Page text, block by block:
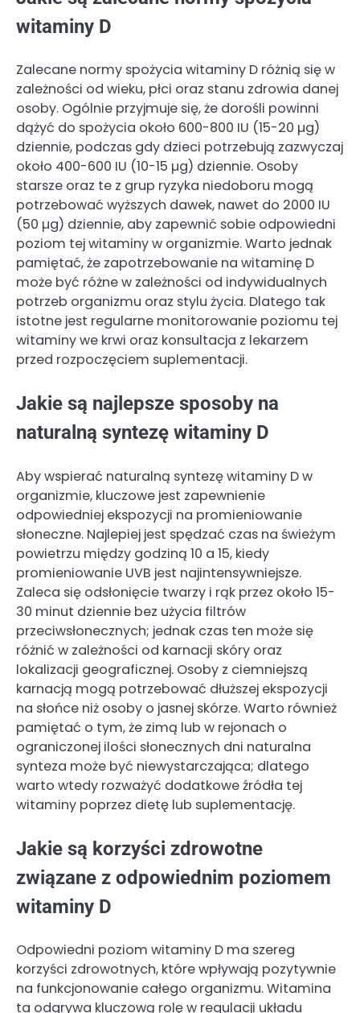
witaminy D
Zalecane normy spożycia witaminy D różnią się w
zależności od wieku, płci oraz stanu zdrowia danej
osoby. Ogólnie przyjmuje się, że dorośli powinni
dążyć do spożycia około 600-800 IU (15-20 µg)
dziennie, podczas gdy dzieci potrzebują zazwyczaj
około 400-600 IU (10-15 µg) dziennie. Osoby
starsze oraz te z grup ryzyka niedoboru mogą
potrzebować wyższych dawek, nawet do 2000 IU
(50 µg) dziennie, aby zapewnić sobie odpowiedni
poziom tej witaminy w organizmie. Warto jednak
pamiętać, że zapotrzebowanie na witaminę D
może być różne w zależności od indywidualnych
potrzeb organizmu oraz stylu życia. Dlatego tak
istotne jest regularne monitorowanie poziomu tej
witaminy we krwi oraz konsultacja z lekarzem
przed rozpoczęciem suplementacji.
Jakie są najlepsze sposoby na
naturalną syntezę witaminy D
Aby wspierać naturalną syntezę witaminy D w
organizmie, kluczowe jest zapewnienie
odpowiedniej ekspozycji na promieniowanie
słoneczne. Najlepiej jest spędzać czas na świeżym
powietrzu między godziną 10 a 15, kiedy
promieniowanie UVB jest najintensywniejsze.
Zaleca się odsłonięcie twarzy i rąk przez około 15-
30 minut dziennie bez użycia filtrów
przeciwsłonecznych; jednak czas ten może się
różnić w zależności od karnacji skóry oraz
lokalizacji geograficznej. Osoby z ciemniejszą
karnacją mogą potrzebować dłuższej ekspozycji
na słońce niż osoby o jasnej skórze. Warto również
pamiętać o tym, że zimą lub w rejonach o
ograniczonej ilości słonecznych dni naturalna
synteza może być niewystarczająca; dlatego
warto wtedy rozważyć dodatkowe źródła tej
witaminy poprzez dietę lub suplementację.
Jakie są korzyści zdrowotne
związane z odpowiednim poziomem
witaminy D
Odpowiedni poziom witaminy D ma szereg
korzyści zdrowotnych, które wpływają pozytywnie
na funkcjonowanie całego organizmu. Witamina
ta odgrywa kluczową rolę w regulacji układu